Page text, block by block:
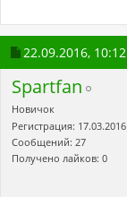
22.09.2016, 10:12
Spartfan
Новичок
Регистрация: 17.03.2016
Сообщений: 27
Получено лайков: 0